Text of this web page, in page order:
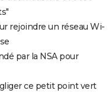
rejoindre un réseau Wi-
par la NSA pour
ce petit point vert